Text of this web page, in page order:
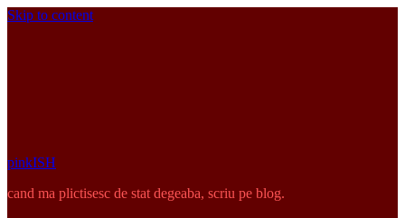
Skip to content
pinkISH
cand ma plictisesc de stat degeaba, scriu pe blog.